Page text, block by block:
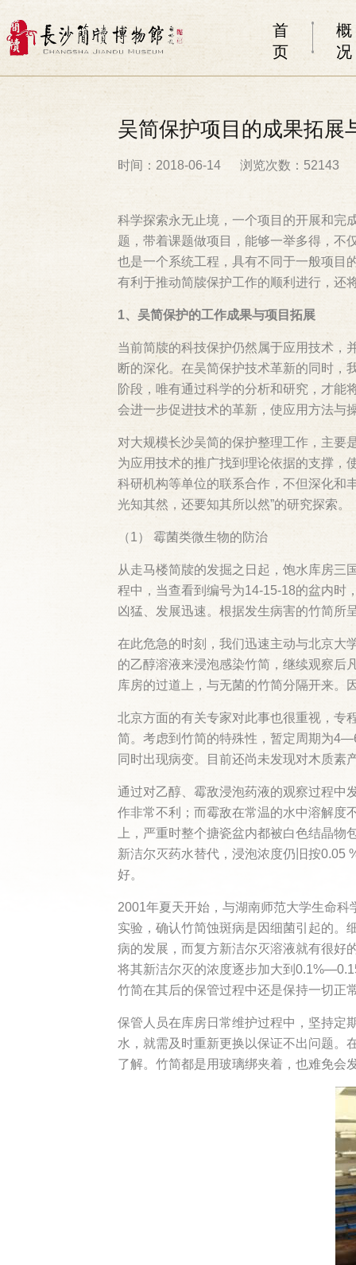
首
页
概
况
吴简保护项目的成果拓展
时间：2018-06-14 浏览次数：52143
科学探索永无止境，一个项目的开展和完
题，带着课题做项目，能够一举多得，不
也是一个系统工程，具有不同于一般项目
有利于推动简牍保护工作的顺利进行，还
1、吴简保护的工作成果与项目拓展
当前简牍的科技保护仍然属于应用技术，
断的深化。在吴简保护技术革新的同时，
阶段，唯有通过科学的分析和研究，才能
会进一步促进技术的革新，使应用方法与
对大规模长沙吴简的保护整理工作，主要
为应用技术的推广找到理论依据的支撑，
科研机构等单位的联系合作，不但深化和
光知其然，还要知其所以然”的研究探索。
（1） 霉菌类微生物的防治
从走马楼简牍的发掘之日起，饱水库房三
程中，当查看到编号为14-15-18的盆内时
凶猛、发展迅速。根据发生病害的竹简所
在此危急的时刻，我们迅速主动与北京大
的乙醇溶液来浸泡感染竹简，继续观察后
库房的过道上，与无菌的竹简分隔开来。
北京方面的有关专家对此事也很重视，专
简。考虑到竹简的特殊性，暂定周期为
同时出现病变。目前还尚未发现对木质素
通过对乙醇、霉敌浸泡药液的观察过程中
作非常不利；而霉敌在常温的水中溶解度
上，严重时整个搪瓷盆内都被白色结晶
新洁尔灭药水替代，浸泡浓度仍旧按0.05
好。
2001年夏天开始，与湖南师范大学生命
实验，确认竹简蚀斑病是因细菌引起的。
病的发展，而复方新洁尔灭溶液就有很好
将其新洁尔灭的浓度逐步加大到
竹简在其后的保管过程中还是保持一切正
保管人员在库房日常维护过程中，坚持定
水，就需及时重新更换以保证不出问题。
了解。竹简都是用玻璃绑夹着，也难免会